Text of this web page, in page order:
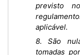
previsto
aplicável.
8. São
tomadas